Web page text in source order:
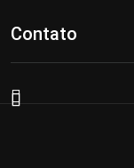
Contato